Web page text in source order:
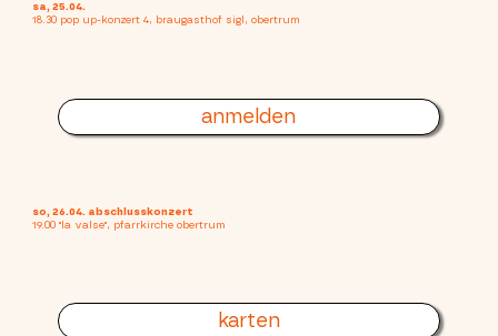
sa, 25.04.
18.30 pop up-konzert 4, braugasthof sigl, obertrum
anmelden
so, 26.04. abschlusskonzert
19.00 "la valse", pfarrkirche obertrum
karten